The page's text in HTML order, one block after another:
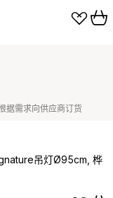
据需求向供应商订货
吊灯Ø95cm, 桦